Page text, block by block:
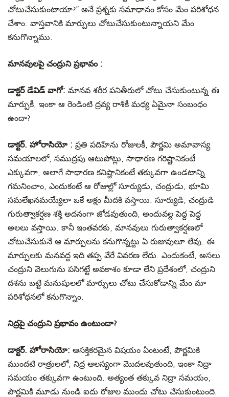
చోటుచేసుకుంటాయా?” అనే ప్రశ్నకు సమాధానం కోసం మేం పరిశోధన
చేశాం. వాస్తవానికి మార్పులు చోటుచేసుకుంటున్నాయని మేం
కనుగొన్నాము.
మానవులపై చంద్రుని ప్రభావం :
డాక్టర్ డేవిడ్ వాగో: మానవ శరీర పనితీరులో చోటు చేసుకుంటున్న ఈ
మార్పుకీ, ఇంకా ఆ రెండింటి ద్రవ్య రాశికీ మధ్య ఏమైనా సంబంధం
ఉందా?
డాక్టర్. హోరాసియో : ప్రతి పదిహేను రోజులకీ, పౌర్ణమి అమావాస్య
సమయాలలో, సముద్రపు ఆటుపోట్లు, సాధారణ గరిష్టానికంటే
ఎక్కువగా, అలాగే సాధారణ కనిష్టానికంటే తక్కువగా ఉండటాన్ని
గమనించాం, ఎందుకంటే ఆ రోజుల్లో సూర్యుడు, చంద్రుడు, భూమి
సమలేఖనమయ్యేలా ఒకే అక్షం మీదకి వస్తాయి. సూర్యుడి, చంద్రుడి
గురుత్వాకర్షణ శక్తి అదనంగా జోడవుతుంది, అందువల్ల పెద్ద పెద్ద
అలలు వస్తాయి. కానీ ఇంతవరకు, మానవులు గురుత్వాకర్షణలో
చోటుచేసుకునే ఆ మార్పులను కనుగొన్నట్టు ఏ రుజువులూ లేవు. ఈ
మార్పులకు మనవద్ద ఇది తప్ప వేరే వివరణ లేదు. ఎందుకంటే, అసలు
చంద్రుని వెలుగును పసిగట్టే అవకాశం కూడా లేని ప్రదేశంలో, చంద్రుని
దశను బట్టి మనుషులలో మార్పులు చోటు చేసుకోడాన్ని మేం మా
పరిశోధనలో కనుగొన్నాం.
నిద్రపై చంద్రుని ప్రభావం ఉంటుందా?
డాక్టర్. హోరాసియో: ఆసక్తికరమైన విషయం ఏంటంటే, పౌర్ణమికి
ముందటి రాత్రులలో, నిద్ర ఆలస్యంగా మొదలవుతుంది, ఇంకా నిద్రా
సమయం తక్కువగా ఉంటుంది. అత్యంత తక్కువ నిద్రా సమయం,
పౌర్ణమికి మూడు నుండి ఐదు రోజుల ముందు చోటు చేసుకుంటుంది.